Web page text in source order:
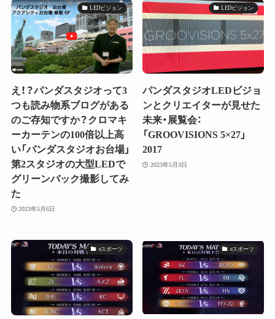
LEDビジョン
え！？パンダスタジオって3
つも読み物系ブログがある
のご存知ですか？クロマキ
ーカーテンの100倍以上高
い「パンダスタジオお台場」
第2スタジオの大型LEDで
グリーンバック撮影してみ
た
2023年5月6日
LEDビジョン
パンダスタジオLEDビジョ
ンとクリエイターが見せた
未来・展覧会：
「GROOVISIONS 5×27」
2017
2023年5月3日
eスポーツ eスポーツ